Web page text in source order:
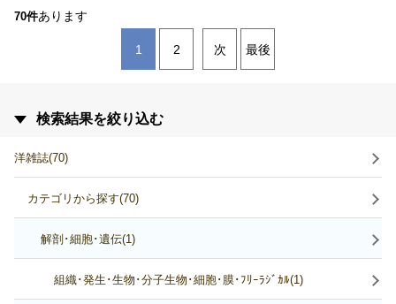
70件あります
1 2 次 最後
検索結果を絞り込む
洋雑誌(70)
カテゴリから探す(70)
解剖･細胞･遺伝(1)
組織･発生･生物･分子生物･細胞･膜･ﾌﾘｰﾗｼﾞｶﾙ(1)